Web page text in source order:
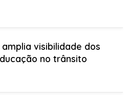
visibilidade dos
no trânsito